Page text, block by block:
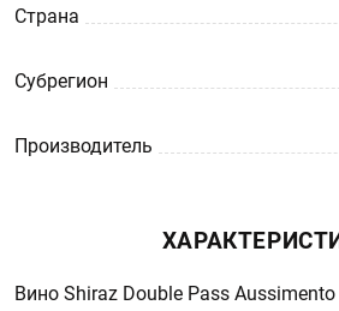
Страна
Субрегион
Производитель
Вино Shiraz Double Pass